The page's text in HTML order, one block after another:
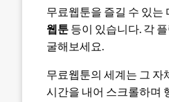
무료웹툰을 즐길 수 있는
웹툰 등이 있습니다. 각
굴해보세요.
무료웹툰의 세계는 그 자
시간을 내어 스크롤하며